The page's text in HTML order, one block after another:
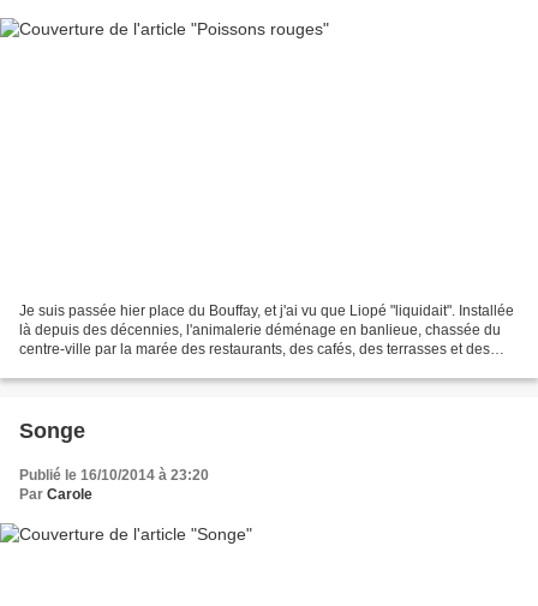
Je suis passée hier place du Bouffay, et j'ai vu que Liopé "liquidait". Installée
là depuis des décennies, l'animalerie déménage en banlieue, chassée du
centre-ville par la marée des restaurants, des cafés, des terrasses et des
Songe
Publié le 16/10/2014 à 23:20
Par Carole